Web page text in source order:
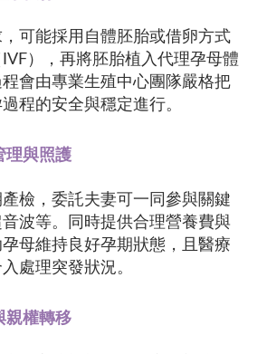
可能採用自體胚胎或借卵方式
），再將胚胎植入代理孕母體
會由專業生殖中心團隊嚴格把
程的安全與穩定進行。
理與照護
檢，委託夫妻可一同參與關鍵
波等。同時提供合理營養費與
母維持良好孕期狀態，且醫療
處理突發狀況。
親權轉移